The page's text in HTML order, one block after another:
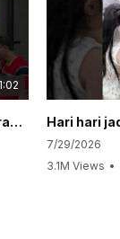
Siapa yg ga bisa ikutin gerakan ?🙄
7/29/2026
3.1M Views •